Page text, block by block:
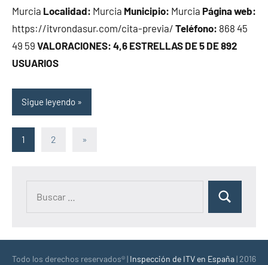
Murcia Localidad: Murcia Municipio: Murcia Página web:
https://itvrondasur.com/cita-previa/ Teléfono: 868 45
49 59 VALORACIONES: 4,6 ESTRELLAS DE 5 DE 892
USUARIOS
Sigue leyendo
Paginación
entradas
1 2
Siguientes
»
Buscar
Todo los derechos reservados® | Inspección de ITV en España| 2016